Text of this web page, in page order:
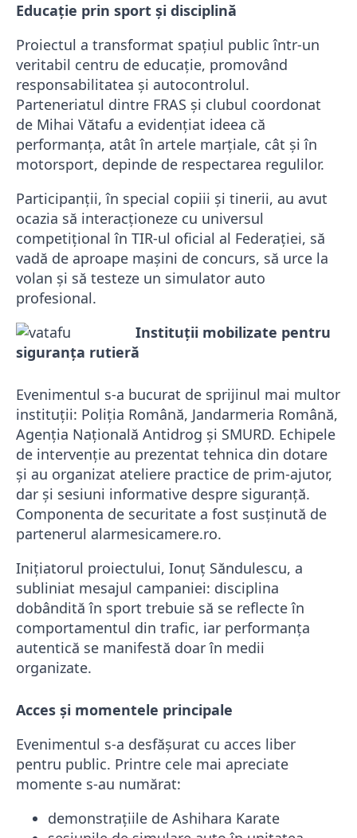
Educație prin sport și disciplină
Proiectul a transformat spațiul public într-un
veritabil centru de educație, promovând
responsabilitatea și autocontrolul.
Parteneriatul dintre FRAS și clubul coordonat
de Mihai Vătafu a evidențiat ideea că
performanța, atât în artele marțiale, cât și în
motorsport, depinde de respectarea regulilor.
Participanții, în special copiii și tinerii, au avut
ocazia să interacționeze cu universul
competițional în TIR-ul oficial al Federației, să
vadă de aproape mașini de concurs, să urce la
volan și să testeze un simulator auto
profesional.
Instituții mobilizate pentru
siguranța rutieră
Evenimentul s-a bucurat de sprijinul mai multor
instituții: Poliția Română, Jandarmeria Română,
Agenția Națională Antidrog și SMURD. Echipele
de intervenție au prezentat tehnica din dotare
și au organizat ateliere practice de prim-ajutor,
dar și sesiuni informative despre siguranță.
Componenta de securitate a fost susținută de
partenerul alarmesicamere.ro.
Inițiatorul proiectului, Ionuț Săndulescu, a
subliniat mesajul campaniei: disciplina
dobândită în sport trebuie să se reflecte în
comportamentul din trafic, iar performanța
autentică se manifestă doar în medii
organizate.
Acces și momentele principale
Evenimentul s-a desfășurat cu acces liber
pentru public. Printre cele mai apreciate
momente s-au numărat:
demonstrațiile de Ashihara Karate